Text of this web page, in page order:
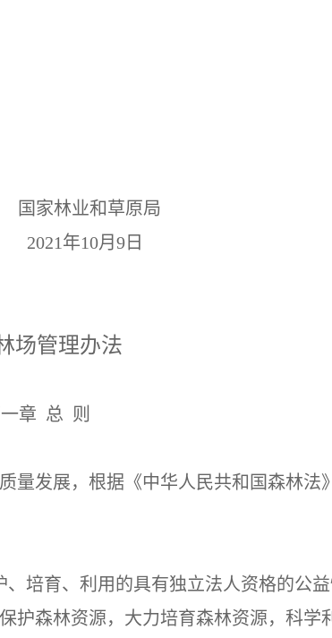
和草原局
年10月9日
场管理办法
章 总 则
量发展，根据《中华人民共和国森林法
培育、利用的具有独立法人资格的公益
护森林资源，大力培育森林资源，科学